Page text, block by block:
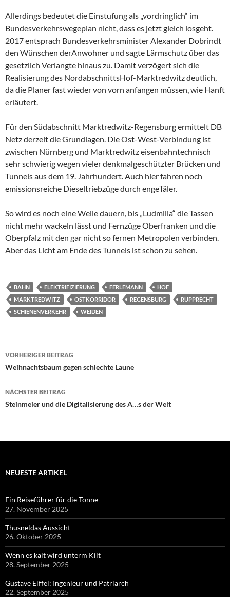
Allerdings bedeutet die Einstufung als „vordringlich“ im
Bundesverkehrswegeplan nicht, dass es jetzt gleich losgeht.
2017 entsprach Bundesverkehrsminister Alexander Dobrindt
den Wünschen derAnwohner und sagte Lärmschutz über das
gesetzlich Verlangte hinaus zu. Damit verzögert sich die
Realisierung des NordabschnittsHof-Marktredwitz deutlich,
da die Planer fast wieder von vorn anfangen müssen, wie Hanft
erläutert.
Für den Südabschnitt Marktredwitz-Regensburg ermittelt DB
Netz derzeit die Grundlagen. Die Ost-West-Verbindung ist
zwischen Nürnberg und Marktredwitz eisenbahntechnisch
sehr schwierig wegen vieler denkmalgeschützter Brücken und
Tunnels aus dem 19. Jahrhundert. Auch hier fahren noch
emissionsreiche Dieseltriebzüge durch engeTäler.
So wird es noch eine Weile dauern, bis „Ludmilla“ die Tassen
nicht mehr wackeln lässt und Fernzüge Oberfranken und die
Oberpfalz mit den gar nicht so fernen Metropolen verbinden.
Aber das Licht am Ende des Tunnels ist schon zu sehen.
BAHN ELEKTRIFIZIERUNG FERLEMANN
HOF
MARKTREDWITZ
OSTKORRIDOR REGENSBURG
RUPPRECHT
SCHIENENVERKEHR
WEIDEN
Beitragsnavigation
VORHERIGER BEITRAG
Weihnachtsbaum gegen schlechte Laune
NÄCHSTER BEITRAG
Steinmeier und die Digitalisierung des A…s der Welt
NEUESTE ARTIKEL
Ein Reiseführer für die Tonne
27. November 2025
Thusneldas Aussicht
26. Oktober 2025
Wenn es kalt wird unterm Kilt
28. September 2025
Gustave Eiffel: Ingenieur und Patriarch
22. September 2025